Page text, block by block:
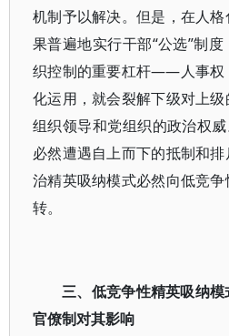
机制予以解决。但是，在人
果普遍地实行干部“公选”制
织控制的重要杠杆——人事权
化运用，就会裂解下级对上
组织领导和党组织的政治权
必然遭遇自上而下的抵制和
治精英吸纳模式必然向低竞
转。
三、低竞争性精英吸纳
官僚制对其影响